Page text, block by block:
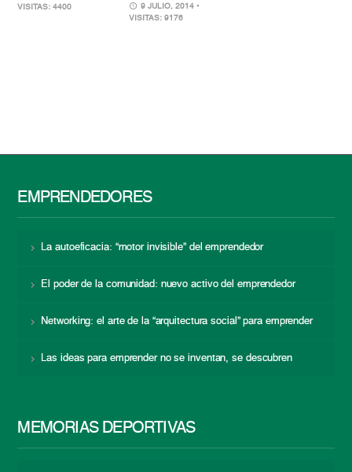
VISITAS: 4400
9 JULIO, 2014 •
VISITAS: 9176
EMPRENDEDORES
La autoeficacia: “motor invisible” del emprendedor
El poder de la comunidad: nuevo activo del emprendedor
Networking: el arte de la “arquitectura social” para emprender
Las ideas para emprender no se inventan, se descubren
MEMORIAS DEPORTIVAS